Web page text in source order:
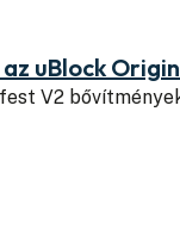
uBlock
V2